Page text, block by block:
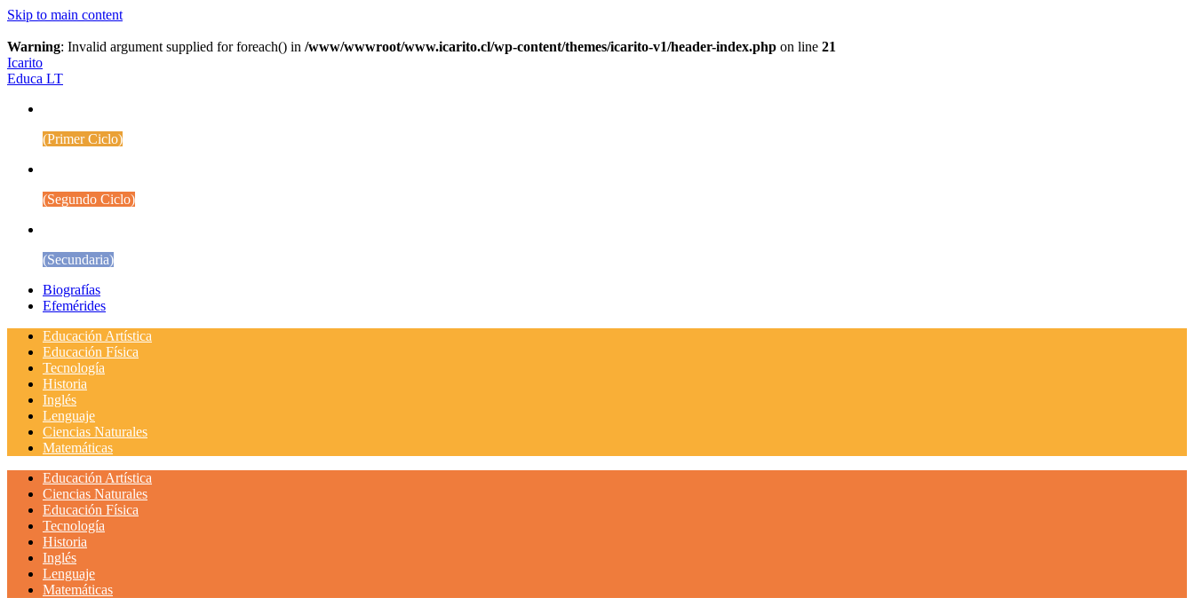
Skip to main content
Warning: Invalid argument supplied for foreach() in /www/wwwroot/www.icarito.cl/wp-content/themes/icarito-v1/header-index.php on line 21
Icarito
Educa LT
(Primer Ciclo)
(Segundo Ciclo)
(Secundaria)
Biografías
Efemérides
Educación Artística
Educación Física
Tecnología
Historia
Inglés
Lenguaje
Ciencias Naturales
Matemáticas
Educación Artística
Ciencias Naturales
Educación Física
Tecnología
Historia
Inglés
Lenguaje
Matemáticas